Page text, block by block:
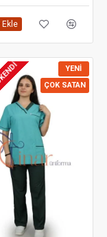
Ekle
YENI
ÇOK SATAN